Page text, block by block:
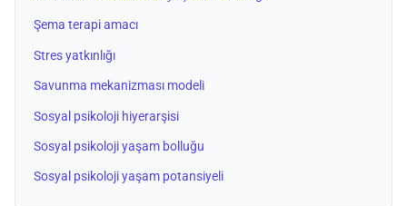
Şema terapi amacı
Stres yatkınlığı
Savunma mekanizması modeli
Sosyal psikoloji hiyerarşisi
Sosyal psikoloji yaşam bolluğu
Sosyal psikoloji yaşam potansiyeli